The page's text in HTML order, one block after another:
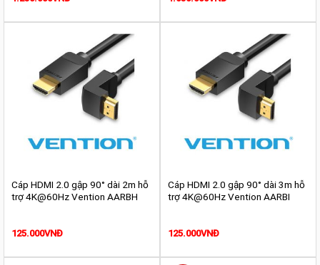
Cáp HDMI 2.0 gập 90° dài 2m hỗ
trợ 4K@60Hz Vention AARBH
125.000VNĐ
Cáp HDMI 2.0 gập 90° dài 3m hỗ
trợ 4K@60Hz Vention AARBI
125.000VNĐ